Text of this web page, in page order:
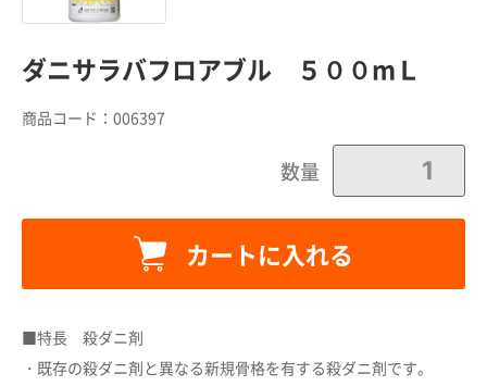
ダニサラバフロアブル ５００mＬ
商品コード： 006397
数量
カートに入れる
カートに追加しました。
■特長 殺ダニ剤
・既存の殺ダニ剤と異なる新規骨格を有する殺ダニ剤です。